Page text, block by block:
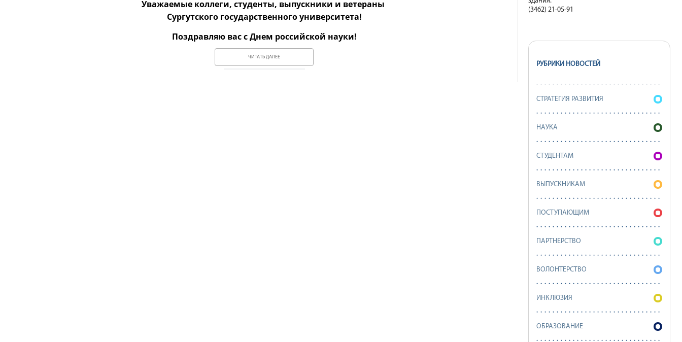
Уважаемые коллеги, студенты, выпускники и ветераны
Сургутского государственного университета!
Поздравляю вас с Днем российской науки!
ЧИТАТЬ ДАЛЕЕ
(3462) 21-05-91
РУБРИКИ НОВОСТЕЙ
СТРАТЕГИЯ РАЗВИТИЯ
НАУКА
СТУДЕНТАМ
ВЫПУСКНИКАМ
ПОСТУПАЮЩИМ
ПАРТНЕРСТВО
ВОЛОНТЕРСТВО
ИНКЛЮЗИЯ
ОБРАЗОВАНИЕ